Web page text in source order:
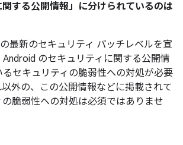
する公開情報」に分けられているのは
最新のセキュリティ パッチレベルを宣
のセキュリティに関する公開情
セキュリティの脆弱性への対処が必要
外の、この公開情報などに掲載されて
脆弱性への対処は必須ではありませ